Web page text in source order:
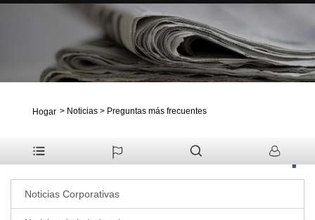
Hogar > Noticias > Preguntas más frecuentes
Noticias Corporativas